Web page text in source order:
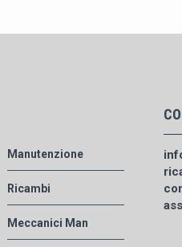
Manutenzione
Ricambi
Meccanici Man